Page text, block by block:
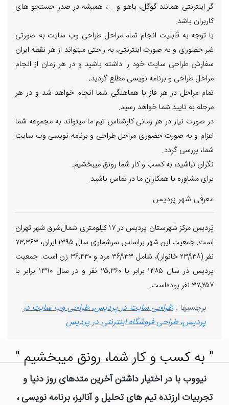
گر اینترنتی همانند گوگل، یاهو و ...، همیشه در صدر جستجو های
کاربران باشد.
با توجه به قابلیت انجام تمام مراحل طراحی وب سایت به صورتی
غیر حضوری و به صورت اینترنتی، به راحتی میتواند از هر نقطه ایران
سفارش طراحی سایت خود را داشته باشید و در هر زمان از انجام
مراحل طراحی و برنامه نویسی مطلع گردید.
تمام مراحل در هر فاز با هماهنگی شما انجام خواهد شد و در هر
مرحله به تایید شما خواهد رسید.
در صورت نیاز در هر زمانی کارشناس تیم ما میتواند به مجموعه شما
اعزام و به صورت حضوری مراحل طراحی و برنامه نویسی وب سایت
شما، بررسی گردد.
نگران نباشید، به کسب و کار شما رونق میبخشیم.
برای مشاوره با همکاران ما در تماس باشید.
معرفی شهر پردیس
پَردیس مرکز شهرستان پردیس در ۱۷ کیلومتری شمال‌شرق شهر تهران
است. جمعیت این شهر براساس سرشماری سال ۱۳۹۵ ایران، ۷۳٬۳۶۳
نفر (۲۳٬۹۳۸ خانوار)، شامل ۳۶٬۹۳۳ مرد و ۳۶٬۴۳۰ زن است. جمعیت
پردیس در سال ۱۳۸۵ برابر با ۲۵٬۳۶۰ نفر و در سال ۱۳۹۰ برابر با
۳۷٬۲۵۷ نفر بوده‌است.
برچسبها :طراحی سایت در پردیس، طراحی وب سایت در
پردیس، طراحی فروشگاه اینترنتی در پردیس
" به کسب و کار شما، رونق میبخشیم "
نیووب با در اختیار داشتن آخرین متدهای روز دنیا و
تجربیات ارزنده تیم های تحلیل و آنالیز، برنامه نویسی ،